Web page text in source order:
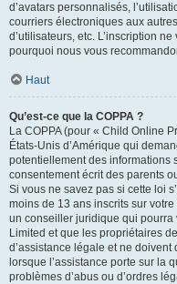
d’avatars personnalisés,
courriers électroniques aux
d’utilisateurs, etc. L’inscription
pourquoi nous vous
Haut
Qu’est-ce que la COPPA ?
La COPPA (pour « Child Online
États-Unis d’Amérique qui
potentiellement des informations
consentement écrit des parents
Si vous ne savez pas si cette loi
moins de 13 ans inscrits sur
un conseiller juridique qui pourra
Limited et que les propriétaires
d’assistance légale et ne
lorsque l’assistance porte sur la
problèmes d’abus ou d’ordres